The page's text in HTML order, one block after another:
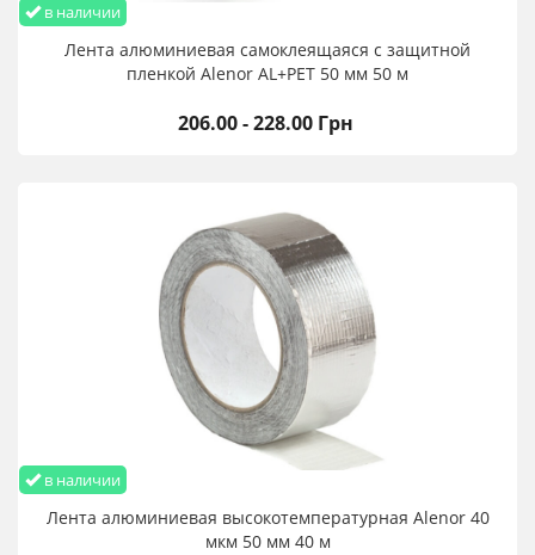
в наличии
Лента алюминиевая самоклеящаяся с защитной
пленкой Alenor AL+PET 50 мм 50 м
206.00 - 228.00 Грн
в наличии
Лента алюминиевая высокотемпературная Alenor 40
мкм 50 мм 40 м